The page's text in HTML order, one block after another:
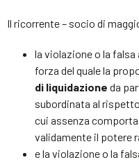
Il ricorrente – socio di
la violazione o la falsa
forza del quale la
di liquidazione da
subordinata al
cui assenza
validamente il potere
e la violazione o la